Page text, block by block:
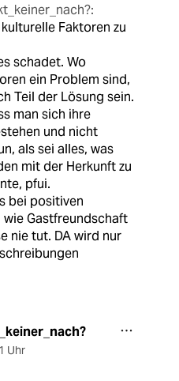
Faktoren zu
schadet. Wo
ein Problem sind,
Teil der Lösung sein.
man sich ihre
und nicht
als sei alles, was
mit der Herkunft zu
pfui.
bei positiven
Gastfreundschaft
nie tut. DA wird nur
Uhr